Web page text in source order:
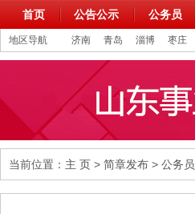
首页 公告公示 公务员
地区导航 济南 青岛 淄博 枣庄
当前位置： 主 页 > 简章发布 > 公务员